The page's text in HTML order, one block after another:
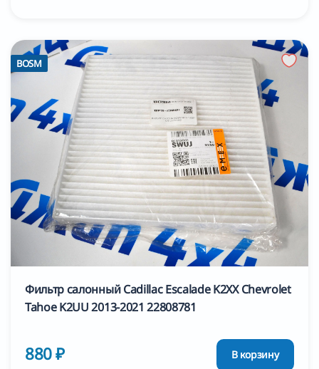
BOSM
Фильтр салонный Cadillac Escalade K2XX Chevrolet
Tahoe K2UU 2013-2021 22808781
880 ₽ В корзину